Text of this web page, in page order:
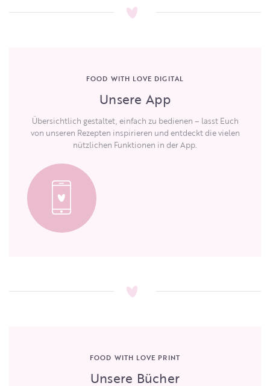
FOOD WITH LOVE DIGITAL
Unsere App
Übersichtlich gestaltet, einfach zu bedienen – lasst Euch
von unseren Rezepten inspirieren und entdeckt die vielen
nützlichen Funktionen in der App.
FOOD WITH LOVE PRINT
Unsere Bücher